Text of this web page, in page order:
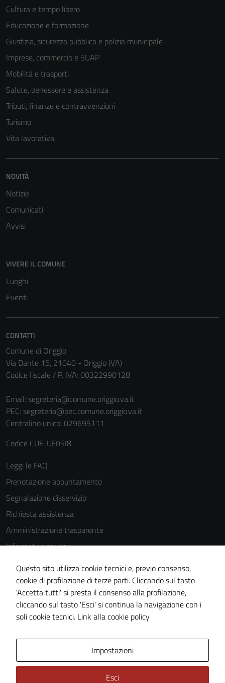
Cultura e tempo libero
Educazione e formazione
Giustizia, sicurezza pubblica e polizia municipale
Imprese, commercio e SUAP
Mobilità e trasporti
Salute, benessere e assistenza
Tributi, finanze e contravvenzioni
Turismo
Vita lavorativa
NOVITÀ
Notizie
Comunicati
Avvisi
VIVERE IL COMUNE
Luoghi
Eventi
CONTATTI
Comune di Origgio
Via Dante 15, 21040 - Origgio (VA)
Codice fiscale / P. IVA: 00322990128
Email: segreteria@comune.origgio.va.it
PEC: segreteria@pec.comune.origgio.va.it
Centralino unico: 029695111
Codice CUF: UF0SI8
Leggi le FAQ
Prenotazione appuntamento
Segnalazione disservizio
Richiesta assistenza
Amministrazione trasparente
Informativa privacy
Cookie Policy
Note legali
Dichiarazione di accessibilità
Piano di miglioramento del sito
Questo sito utilizza cookie tecnici e, previo consenso,
cookie di profilazione di terze parti. Cliccando sul tasto
'Accetta tutti' si presta il consenso alla profilazione,
cliccando sul tasto 'Esci' si continua la navigazione con i
soli cookie tecnici. Link alla cookie policy
Impostazioni
Esci
Questi cookie
non raccolgono